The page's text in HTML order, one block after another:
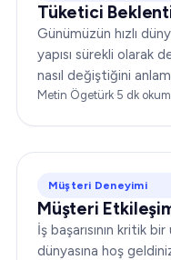
Tüketici
Günümüzün hızlı
yapısı sürekli olarak
nasıl değiştiğini
ortamda başarılı
Metin Ögetürk·5 dk
Müşteri Deneyimi
Müşteri
İş başarısının kritik
dünyasına hoş